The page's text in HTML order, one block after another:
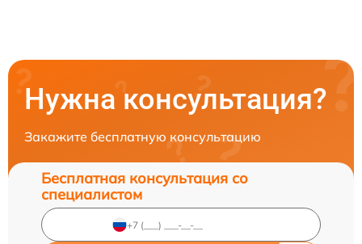
Нужна консультация?
Закажите бесплатную консультацию
Бесплатная консультация со
специалистом